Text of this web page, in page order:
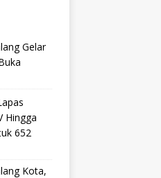
Gelar
Hingga
652
Kota,